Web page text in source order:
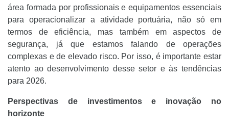
área formada por profissionais e equipamentos essenciais
para operacionalizar a atividade portuária, não só em
termos de eficiência, mas também em aspectos de
segurança, já que estamos falando de operações
complexas e de elevado risco. Por isso, é importante estar
atento ao desenvolvimento desse setor e às tendências
para 2026.
Perspectivas de investimentos e inovação no
horizonte